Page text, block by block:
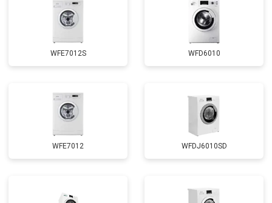
Замена УБЛ от 2100 ₽ Заказать
Замена приводного ремня от 2550 ₽ Заказать
WFE7012S WFD6010
WFE7012 WFDJ6010SD